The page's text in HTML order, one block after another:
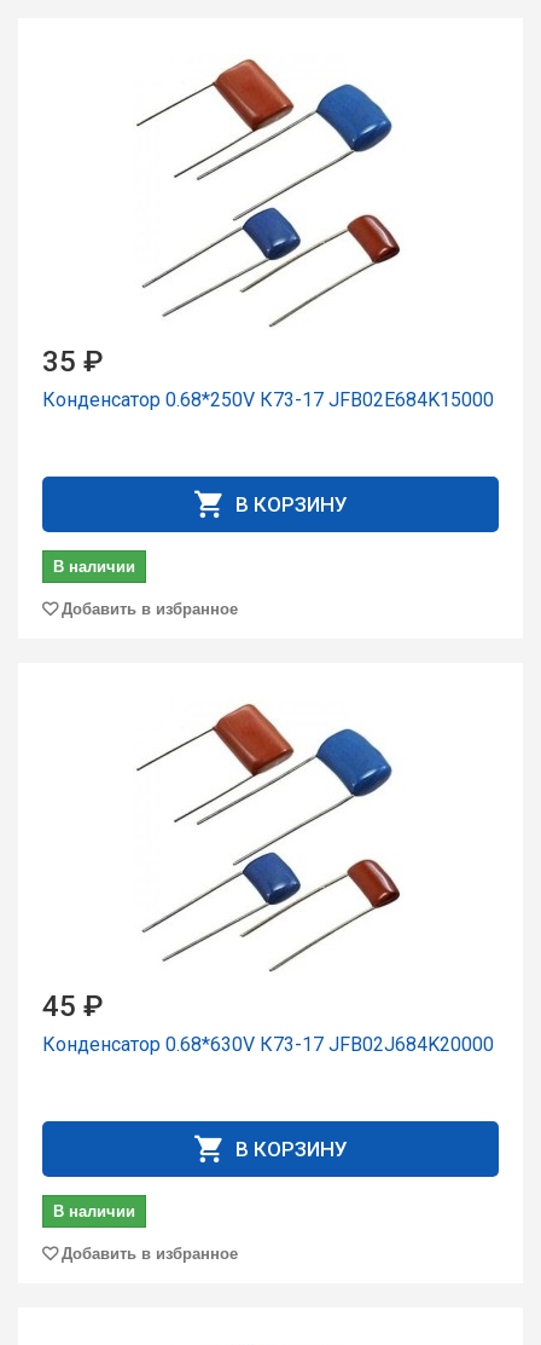
35 ₽
Конденсатор 0.68*250V К73-17 JFB02E684K15000
В КОРЗИНУ
В наличии
Добавить в избранное
45 ₽
Конденсатор 0.68*630V К73-17 JFB02J684K20000
В КОРЗИНУ
В наличии
Добавить в избранное